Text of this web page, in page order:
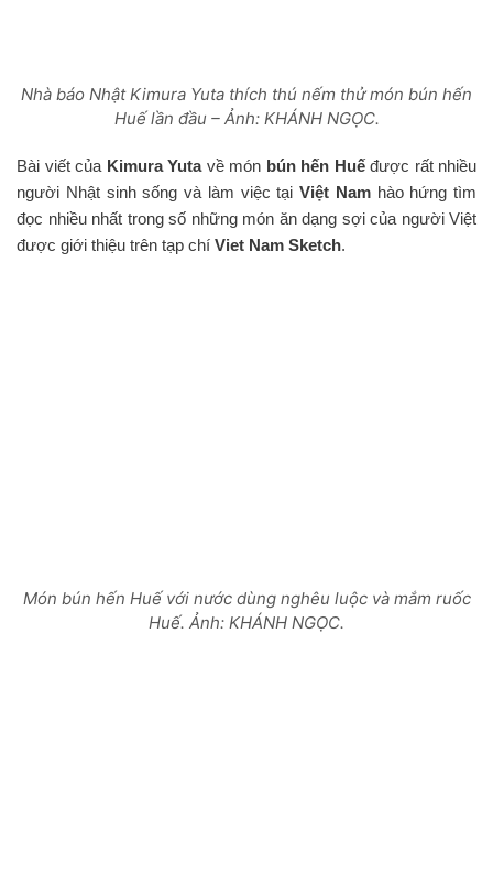
Nhà báo Nhật Kimura Yuta thích thú nếm thử món bún hến
Huế lần đầu – Ảnh: KHÁNH NGỌC.
Bài viết của Kimura Yutavề món bún hến Huếđược rất nhiều
người Nhật sinh sống và làm việc tại Việt Namhào hứng tìm
đọc nhiều nhất trong số những món ăn dạng sợi của người Việt
được giới thiệu trên tạp chí Viet Nam Sketch.
Món bún hến Huế với nước dùng nghêu luộc và mắm ruốc
Huế. Ảnh: KHÁNH NGỌC.